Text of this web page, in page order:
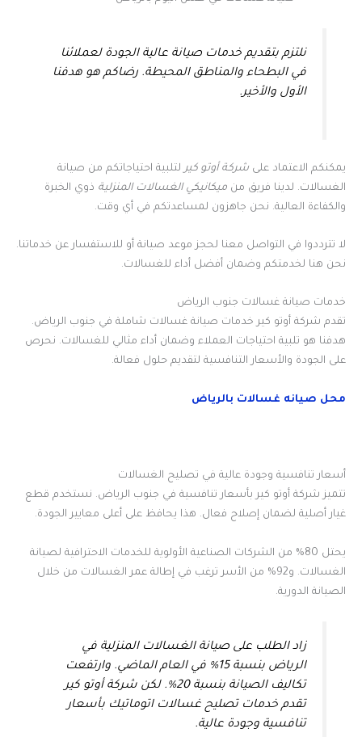
نلتزم بتقديم خدمات صيانة عالية الجودة لعملائنا
في البطحاء والمناطق المحيطة. رضاكم هو هدفنا
الأول والأخير.
يمكنكم الاعتماد على شركة أوتو كير لتلبية احتياجاتكم من صيانة
الغسالات. لدينا فريق من ميكانيكي الغسالات المنزلية ذوي الخبرة
والكفاءة العالية. نحن جاهزون لمساعدتكم في أي وقت.
لا تترددوا في التواصل معنا لحجز موعد صيانة أو للاستفسار عن خدماتنا.
نحن هنا لخدمتكم وضمان أفضل أداء للغسالات.
خدمات صيانة غسالات جنوب الرياض
تقدم شركة أوتو كير خدمات صيانة غسالات شاملة في جنوب الرياض.
هدفنا هو تلبية احتياجات العملاء وضمان أداء مثالي للغسالات. نحرص
على الجودة والأسعار التنافسية لتقديم حلول فعالة.
محل صيانه غسالات بالرياض
أسعار تنافسية وجودة عالية في تصليح الغسالات
تتميز شركة أوتو كير بأسعار تنافسية في جنوب الرياض. نستخدم قطع
غيار أصلية لضمان إصلاح فعال. هذا يحافظ على أعلى معايير الجودة.
يحتل 80% من الشركات الصناعية الأولوية للخدمات الاحترافية لصيانة
الغسالات. و92% من الأسر ترغب في إطالة عمر الغسالات من خلال
الصيانة الدورية.
زاد الطلب على صيانة الغسالات المنزلية في
الرياض بنسبة 15% في العام الماضي. وارتفعت
تكاليف الصيانة بنسبة 20%. لكن شركة أوتو كير
تقدم خدمات تصليح غسالات اتوماتيك بأسعار
تنافسية وجودة عالية.